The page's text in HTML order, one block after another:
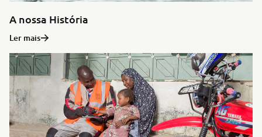
A nossa História
Ler mais